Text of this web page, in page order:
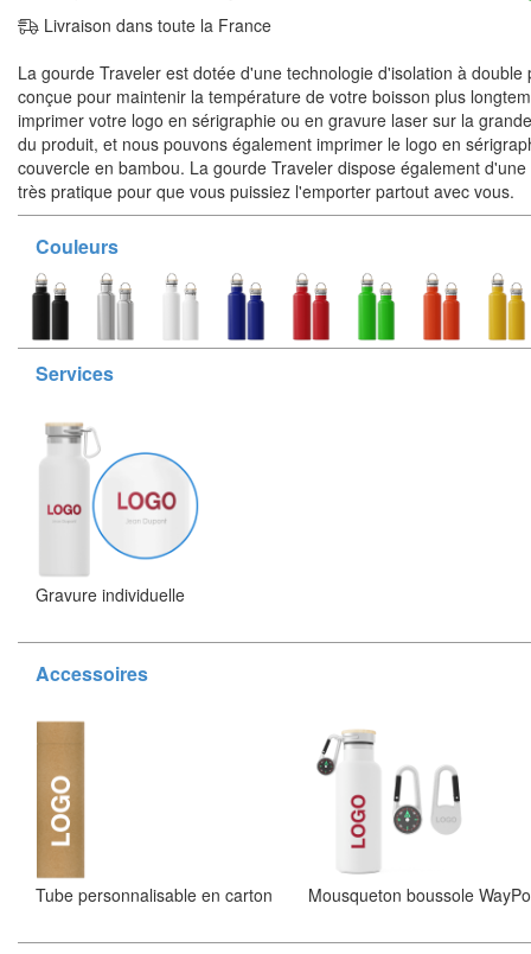
Livraison dans toute la France
La gourde Traveler est dotée d'une technologie d'isolation à double
conçue pour maintenir la température de votre boisson plus
imprimer votre logo en sérigraphie ou en gravure laser sur la
du produit, et nous pouvons également imprimer le logo en
couvercle en bambou. La gourde Traveler dispose également
très pratique pour que vous puissiez l'emporter partout avec vous.
Couleurs
Services
Gravure individuelle
Accessoires
Tube personnalisable en carton Mousqueton boussole